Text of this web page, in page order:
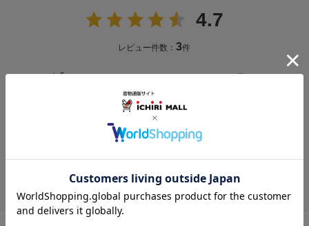
4.7
レビュー件数：3件
★ 5 (2)
投稿画像はありません。